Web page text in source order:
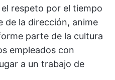
respeto por el tiempo
de la dirección, anime
parte de la cultura
empleados con
a un trabajo de